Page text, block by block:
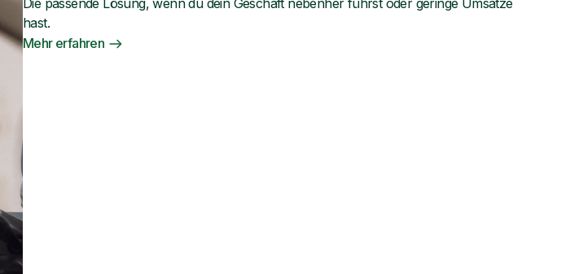
Die passende Lösung, wenn du dein Geschäft nebenher führst oder geringe Umsätze
hast.
Mehr erfahren